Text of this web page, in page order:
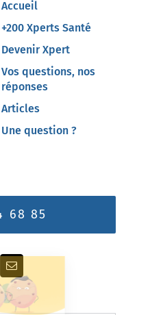
Accueil
+200 Xperts Santé
Devenir Xpert
Vos questions, nos
réponses
Articles
Une question ?
68 85